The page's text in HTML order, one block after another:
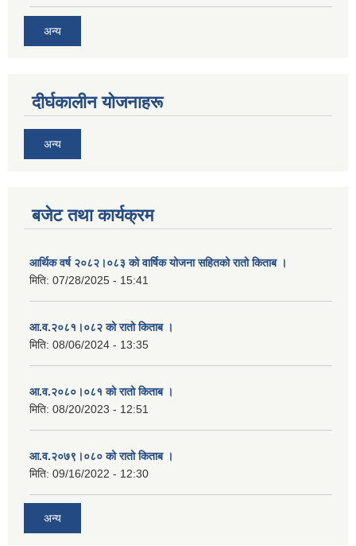
अन्य
दीर्घकालीन योजनाहरू
अन्य
बजेट तथा कार्यक्रम
आर्थिक वर्ष २०८२।०८३ को वार्षिक योजना सहितको रातो किताब ।
मिति: 07/28/2025 - 15:41
आ.व.२०८१।०८२ को रातो किताब ।
मिति: 08/06/2024 - 13:35
आ.व.२०८०।०८१ को रातो किताब ।
मिति: 08/20/2023 - 12:51
आ.व.२०७९।०८० को रातो किताब ।
मिति: 09/16/2022 - 12:30
अन्य